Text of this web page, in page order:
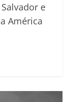
e
América